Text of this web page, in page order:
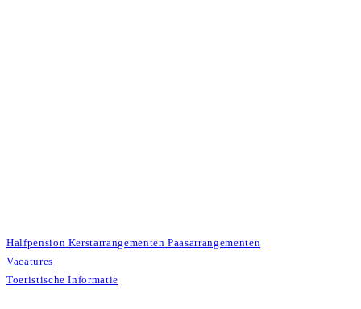
Halfpension Kerstarrangementen Paasarrangementen
Vacatures
Toeristische Informatie